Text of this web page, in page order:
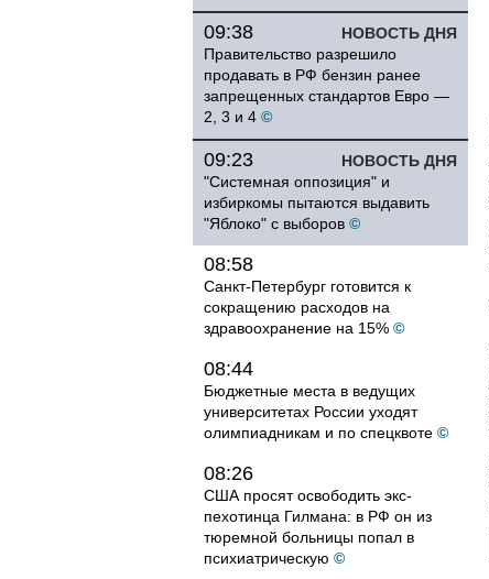
НОВОСТЬ ДНЯ
09:38
Правительство разрешило
продавать в РФ бензин ранее
запрещенных стандартов Евро —
2, 3 и 4 ©
НОВОСТЬ ДНЯ
09:23
"Системная оппозиция" и
избиркомы пытаются выдавить
"Яблоко" с выборов ©
08:58
Санкт-Петербург готовится к
сокращению расходов на
здравоохранение на 15% ©
08:44
Бюджетные места в ведущих
университетах России уходят
олимпиадникам и по спецквоте ©
08:26
США просят освободить экс-
пехотинца Гилмана: в РФ он из
тюремной больницы попал в
психиатрическую ©